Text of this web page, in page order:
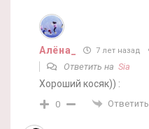
Алёна_ 7 лет назад
Ответить на Sia
Хороший косяк)) :
0 Ответить